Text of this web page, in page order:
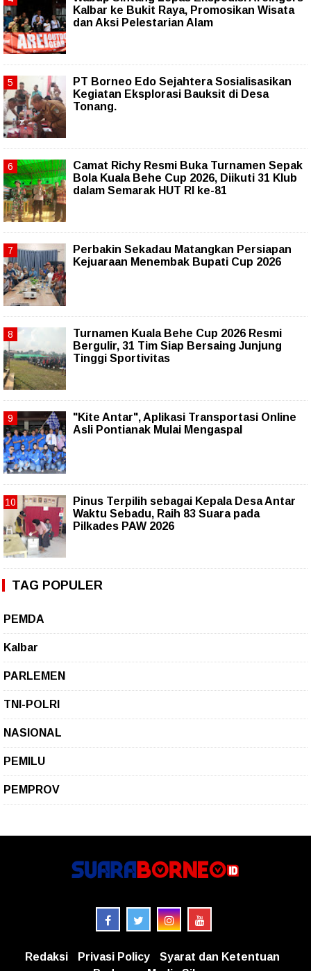
Kalbar ke Bukit Raya, Promosikan Wisata
dan Aksi Pelestarian Alam
PT Borneo Edo Sejahtera Sosialisasikan
Kegiatan Eksplorasi Bauksit di Desa
Tonang.
Camat Richy Resmi Buka Turnamen Sepak
Bola Kuala Behe Cup 2026, Diikuti 31 Klub
dalam Semarak HUT RI ke-81
Perbakin Sekadau Matangkan Persiapan
Kejuaraan Menembak Bupati Cup 2026
Turnamen Kuala Behe Cup 2026 Resmi
Bergulir, 31 Tim Siap Bersaing Junjung
Tinggi Sportivitas
"Kite Antar", Aplikasi Transportasi Online
Asli Pontianak Mulai Mengaspal
Pinus Terpilih sebagai Kepala Desa Antar
Waktu Sebadu, Raih 83 Suara pada
Pilkades PAW 2026
TAG POPULER
PEMDA
Kalbar
PARLEMEN
TNI-POLRI
NASIONAL
PEMILU
PEMPROV
Redaksi Privasi Policy
Syarat dan Ketentuan